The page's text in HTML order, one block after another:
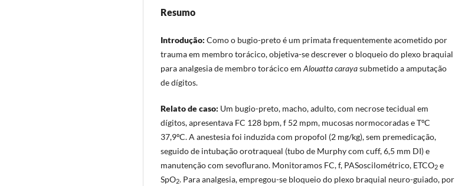
Resumo
Introdução: Como o bugio-preto é um primata frequentemente acometido por
trauma em membro torácico, objetiva-se descrever o bloqueio do plexo braquial
para analgesia de membro torácico em Alouatta carayasubmetido a amputação
de dígitos.
Relato de caso: Um bugio-preto, macho, adulto, com necrose tecidual em
dígitos, apresentava FC 128 bpm, f 52 mpm, mucosas normocoradas e TºC
37,9ºC. A anestesia foi induzida com propofol (2 mg/kg), sem premedicação,
seguido de intubação orotraqueal (tubo de Murphy com cuff, 6,5 mm DI) e
manutenção com sevoflurano. Monitoramos FC, f, PASoscilométrico, ETCO2 e
SpO2. Para analgesia, empregou-se bloqueio do plexo braquial neuro-guiado, por